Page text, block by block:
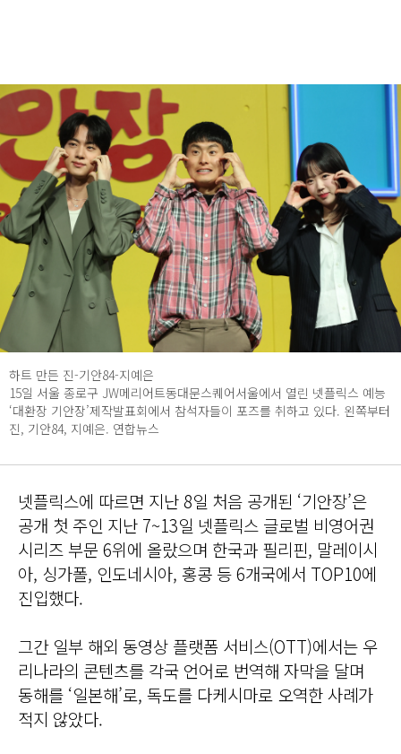
하트 만든 진-기안84-지예은
15일 서울 종로구 JW메리어트동대문스퀘어서울에서 열린 넷플릭스 예능
‘대환장 기안장’제작발표회에서 참석자들이 포즈를 취하고 있다. 왼쪽부터
진, 기안84, 지예은. 연합뉴스
넷플릭스에 따르면 지난 8일 처음 공개된 ‘기안장’은
공개 첫 주인 지난 7~13일 넷플릭스 글로벌 비영어권
시리즈 부문 6위에 올랐으며 한국과 필리핀, 말레이시
아, 싱가폴, 인도네시아, 홍콩 등 6개국에서 TOP10에
진입했다.
그간 일부 해외 동영상 플랫폼 서비스(OTT)에서는 우
리나라의 콘텐츠를 각국 언어로 번역해 자막을 달며
동해를 ‘일본해’로, 독도를 다케시마로 오역한 사례가
적지 않았다.